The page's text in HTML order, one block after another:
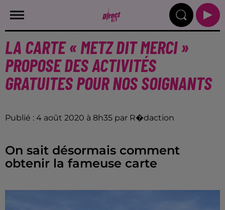
LA CARTE « METZ DIT MERCI »
PROPOSE DES ACTIVITÉS
GRATUITES POUR NOS SOIGNANTS
Publié : 4 août 2020 à 8h35 par R�daction
On sait désormais comment
obtenir la fameuse carte